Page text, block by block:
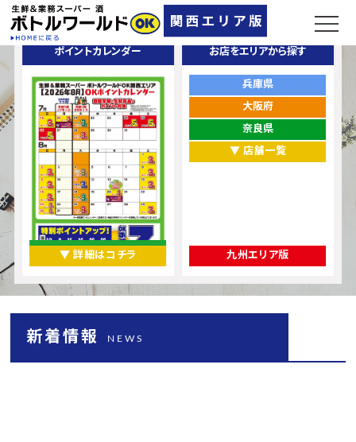
ポイントカレンダー
▼ 詳細はコチラ
お店をエリアから探す
兵庫県
大阪府
奈良県
▼ 店舗一覧
九州エリア版
新着情報 NEWS